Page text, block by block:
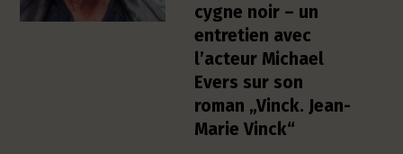
cygne noir – un
entretien avec
l’acteur Michael
Evers sur son
roman „Vinck. Jean-
Marie Vinck“